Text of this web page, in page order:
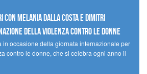
con Melania Dalla Costa e Dimitri
della violenza contro le donne
in occasione della giornata internazionale per
contro le donne, che si celebra ogni anno il